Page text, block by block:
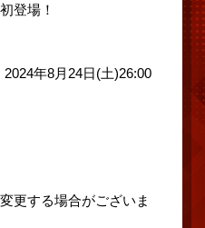
登場！
年8月24日(土)26:00
更する場合がございま